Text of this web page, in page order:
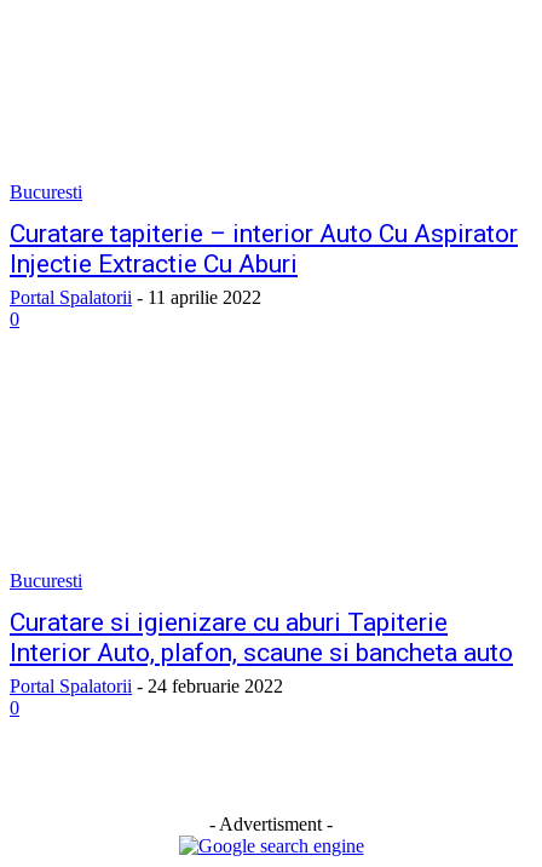
Bucuresti
Curatare tapiterie – interior Auto Cu Aspirator
Injectie Extractie Cu Aburi
Portal Spalatorii - 11 aprilie 2022
0
Bucuresti
Curatare si igienizare cu aburi Tapiterie
Interior Auto, plafon, scaune si bancheta auto
Portal Spalatorii - 24 februarie 2022
0
- Advertisment -